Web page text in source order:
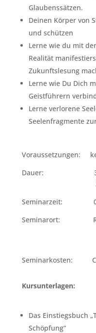
Glaubenssätzen.
Deinen Körper von
und schützen
Lerne wie du mit
Realität
Zukunftslesung
Lerne wie Du Dich
Geistführern
Lerne verlorene
Seelenfragmente
Voraussetzungen:
Dauer: 3
25.09. bis
Seminarzeit:
Seminarort:
3186
Seminarkosten:
Kursunterlagen:
Das Einstiegsbuch
Schöpfung“